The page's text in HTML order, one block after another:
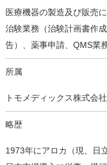
医療機器の製造及び販売
治験業務（治験計画書作
告）、薬事申請、QMS業
所属
トモメディックス株式会
略歴
1973年にアロカ（現、日